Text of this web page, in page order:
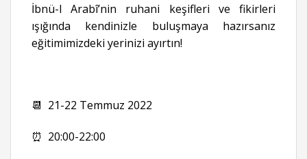
İbnü-l Arabî’nin ruhani keşifleri ve fikirleri
ışığında kendinizle buluşmaya hazırsanız
eğitimimizdeki yerinizi ayırtın!
📆 21-22 Temmuz 2022
⏰ 20:00-22:00